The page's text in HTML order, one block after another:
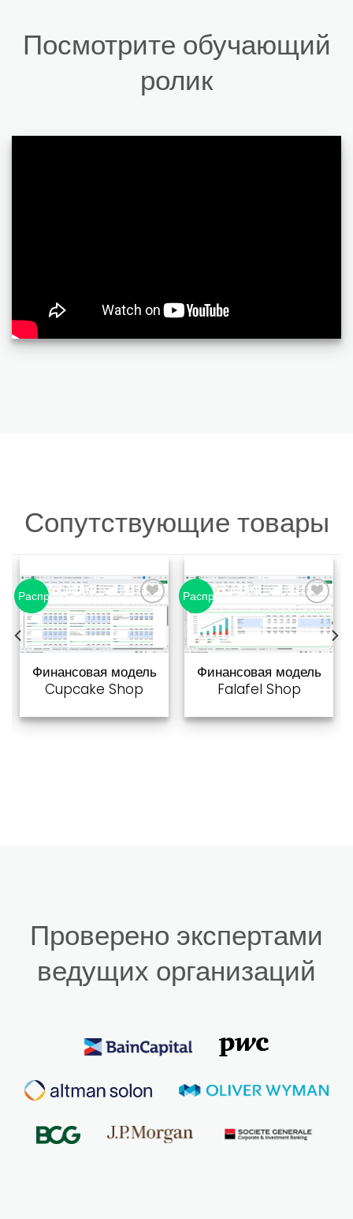
Посмотрите обучающий
ролик
Сопутствующие товары
Распродажа!
Добавить
в список
Финансовая модель
Cupcake Shop
Распродажа!
в список
Финансовая модель
Falafel Shop
Проверено экспертами
ведущих организаций